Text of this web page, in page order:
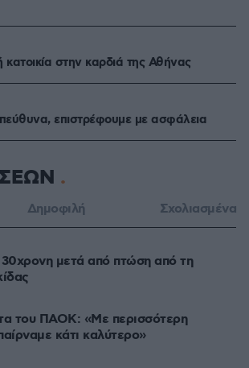
κατοικία στην καρδιά της Αθήνας
επιστρέφουμε με ασφάλεια
Δημοφιλή Σχολιασμένα
μετά από πτώση από τη
του ΠΑΟΚ: «Με περισσότερη
κάτι καλύτερο»